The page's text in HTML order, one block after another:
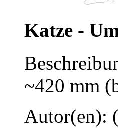
Katze -
~420 mm
Autor(en):